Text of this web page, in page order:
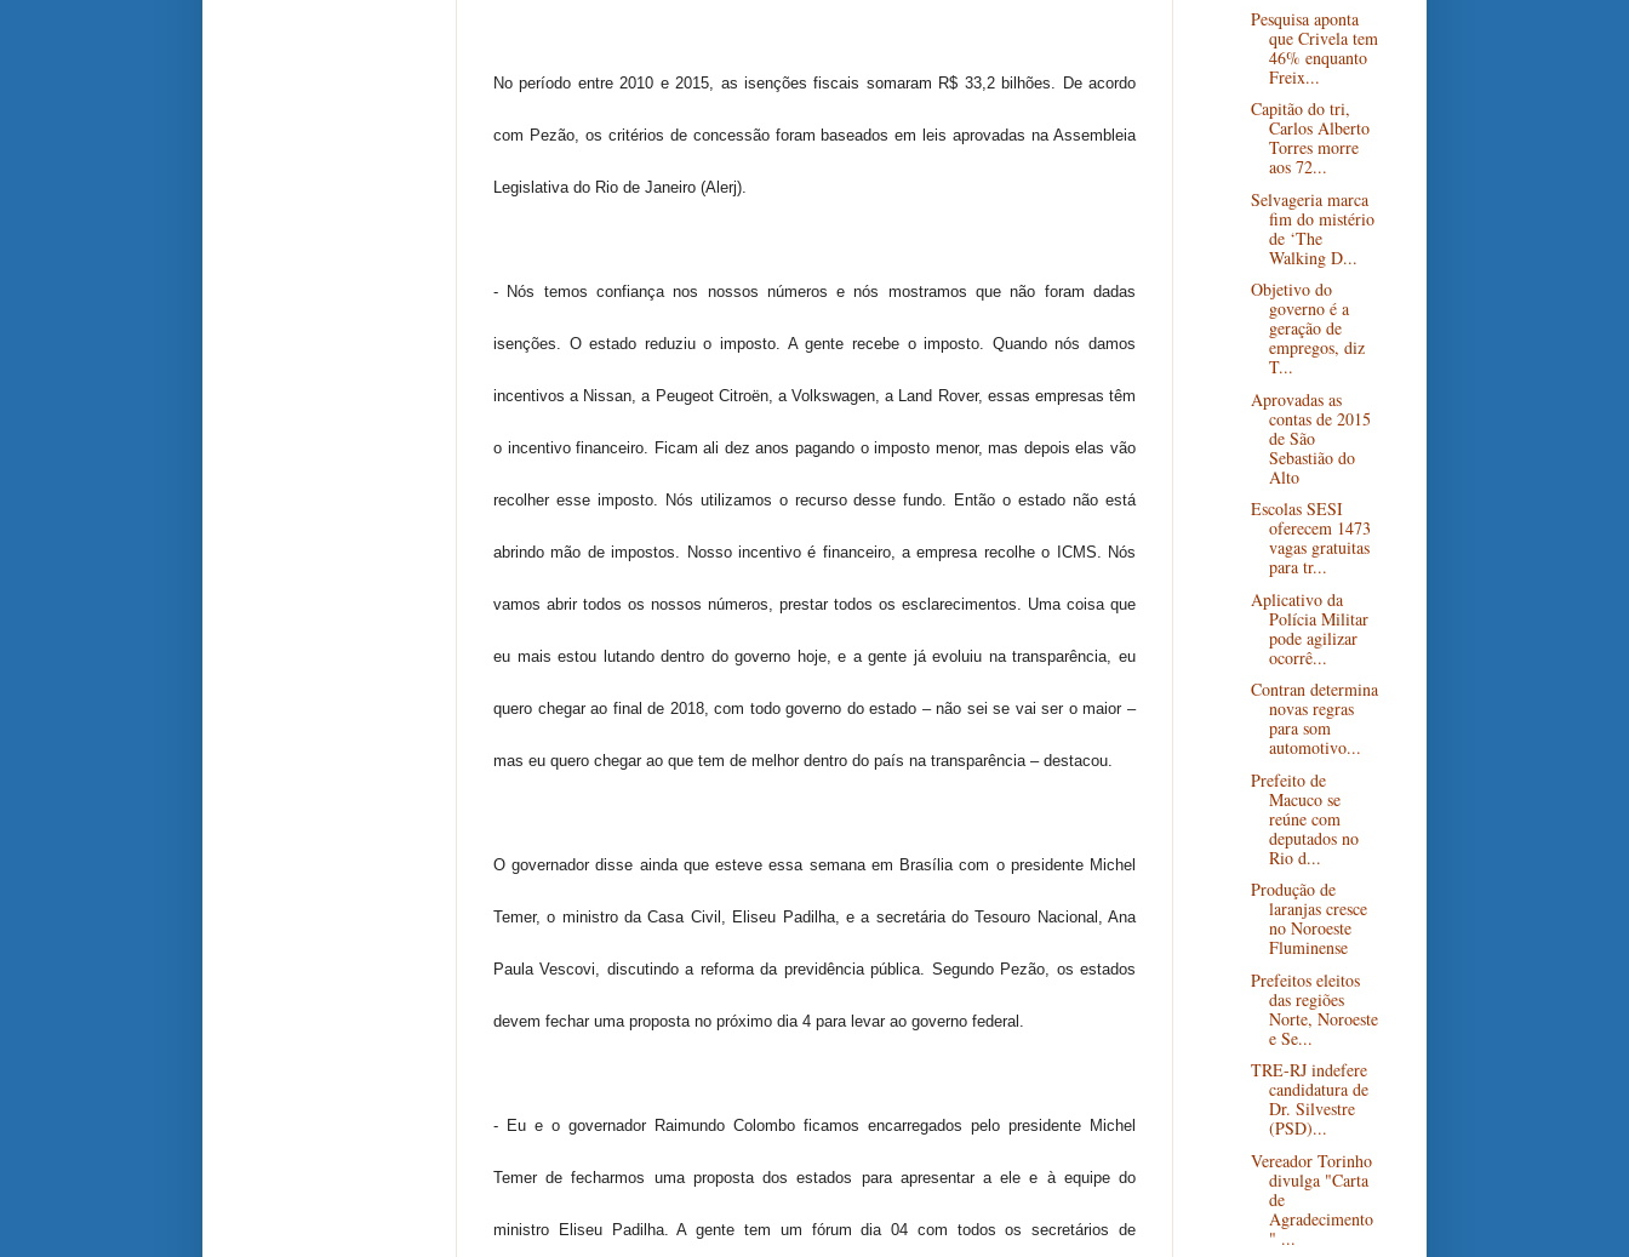
No período entre 2010 e 2015, as isenções fiscais somaram R$ 33,2 bilhões. De acordo
com Pezão, os critérios de concessão foram baseados em leis aprovadas na Assembleia
Legislativa do Rio de Janeiro (Alerj).
- Nós temos confiança nos nossos números e nós mostramos que não foram dadas
isenções. O estado reduziu o imposto. A gente recebe o imposto. Quando nós damos
incentivos a Nissan, a Peugeot Citroën, a Volkswagen, a Land Rover, essas empresas têm
o incentivo financeiro. Ficam ali dez anos pagando o imposto menor, mas depois elas vão
recolher esse imposto. Nós utilizamos o recurso desse fundo. Então o estado não está
abrindo mão de impostos. Nosso incentivo é financeiro, a empresa recolhe o ICMS. Nós
vamos abrir todos os nossos números, prestar todos os esclarecimentos. Uma coisa que
eu mais estou lutando dentro do governo hoje, e a gente já evoluiu na transparência, eu
quero chegar ao final de 2018, com todo governo do estado – não sei se vai ser o maior –
mas eu quero chegar ao que tem de melhor dentro do país na transparência – destacou.
O governador disse ainda que esteve essa semana em Brasília com o presidente Michel
Temer, o ministro da Casa Civil, Eliseu Padilha, e a secretária do Tesouro Nacional, Ana
Paula Vescovi, discutindo a reforma da previdência pública. Segundo Pezão, os estados
devem fechar uma proposta no próximo dia 4 para levar ao governo federal.
- Eu e o governador Raimundo Colombo ficamos encarregados pelo presidente Michel
Temer de fecharmos uma proposta dos estados para apresentar a ele e à equipe do
ministro Eliseu Padilha. A gente tem um fórum dia 04 com todos os secretários de
Pesquisa aponta
que Crivela tem
46% enquanto
Freix...
Capitão do tri,
Carlos Alberto
Torres morre
aos 72...
Selvageria marca
fim do mistério
de ‘The
Walking D...
Objetivo do
governo é a
geração de
empregos, diz
T...
Aprovadas as
contas de 2015
de São
Sebastião do
Alto
Escolas SESI
oferecem 1473
vagas gratuitas
para tr...
Aplicativo da
Polícia Militar
pode agilizar
ocorrê...
Contran determina
novas regras
para som
automotivo...
Prefeito de
Macuco se
reúne com
deputados no
Rio d...
Produção de
laranjas cresce
no Noroeste
Fluminense
Prefeitos eleitos
das regiões
Norte, Noroeste
e Se...
TRE-RJ indefere
candidatura de
Dr. Silvestre
(PSD)...
Vereador Torinho
divulga "Carta
de
Agradecimento
" ...